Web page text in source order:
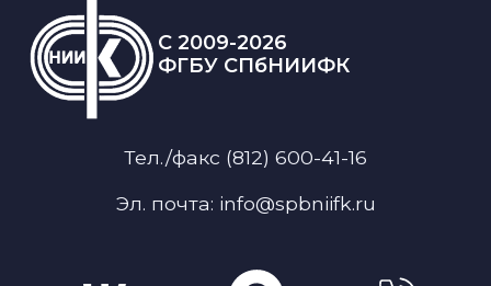
C 2009-2026
ФГБУ СПбНИИФК
Тел./факс (812) 600-41-16
Эл. почта: info@spbniifk.ru